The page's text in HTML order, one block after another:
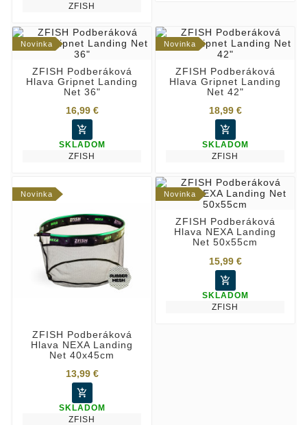
ZFISH
Novinka
ZFISH Podberáková
Hlava Gripnet Landing
Net 36"
16,99 €

SKLADOM
ZFISH
Novinka
ZFISH Podberáková
Hlava Gripnet Landing
Net 42"
18,99 €

SKLADOM
ZFISH
Novinka
ZFISH Podberáková
Hlava NEXA Landing
Net 40x45cm
13,99 €

SKLADOM
ZFISH
Novinka
ZFISH Podberáková
Hlava NEXA Landing
Net 50x55cm
15,99 €

SKLADOM
ZFISH